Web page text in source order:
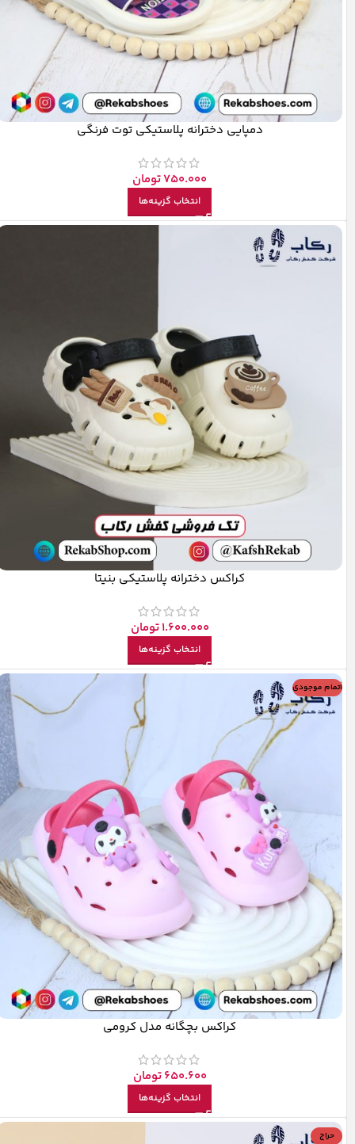
دمپایی دخترانه پلاستیکی توت فرنگی
750.000تومان
انتخاب گزینه‌ها
کراکس دخترانه پلاستیکی بنیتا
1.600.000تومان
انتخاب گزینه‌ها
اتمام موجودی
کراکس بچگانه مدل کرومی
650.600تومان
انتخاب گزینه‌ها
حراج